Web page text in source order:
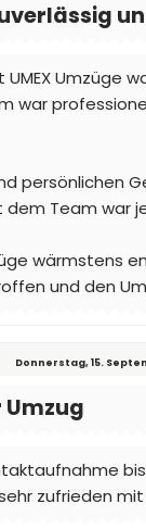
UMEX Umzüge
war
persönlichen
Team war
wärmstens
und den
Donnerstag, 15.
Umzug
zufrieden